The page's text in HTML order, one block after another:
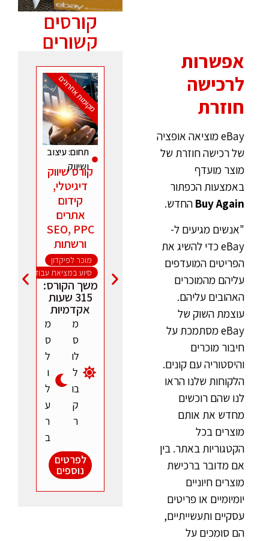
אפשרות
לרכישה
חוזרת
eBay מוציאה אופציה
של רכישה חוזרת של
מוצר מועדף
באמצעות הכפתור
Buy Again החדש.
"אנשים מגיעים ל-
eBay כדי להשיג את
הפריטים המועדפים
עליהם מהמוכרים
האהובים עליהם.
עוצמת השוק של
eBay מסתמכת על
חיבור מוכרים
והיסטוריה עם קונים.
הלקוחות שלנו הראו
לנו שהם רוכשים
מחדש את אותם
מוצרים בכל
הקטגוריות באתר. בין
אם מדובר ברכישת
מוצרים חיוניים
יומיומיים או פריטים
עסקיים ותעשייתיים,
הם סומכים על
קורסים
קשורים
מקומות אחרונים
תחום:עיצוב
ושיווק
קורס שיווק
דיגיטלי,
קידום
אתרים
SEO, PPC
ורשתות
חברתיות
מוכר לפיקדון
סיוע במציאת עבודה
משך הקורס:
315 שעות
אקדמיות
מ
ס
לו
ל
בו
ק
ר
מ
ס
ל
ו
ל
ע
ר
ב
לפרטים
נוספים